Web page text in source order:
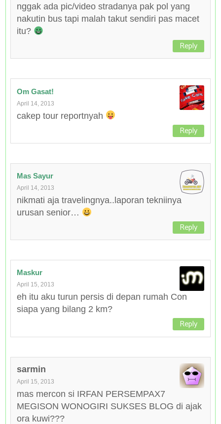
nggak ada pic/video stradanya pak pol yang
nakutin bus tapi malah takut sendiri pas macet
itu?
Reply
Om Gasat!
April 14, 2013
cakep tour reportnyah
Reply
Mas Sayur
April 14, 2013
nikmati aja travelingnya..laporan tekniinya
urusan senior…
Reply
Maskur
April 15, 2013
eh itu aku turun persis di depan rumah Con
siapa yang bilang 2 km?
Reply
sarmin
April 15, 2013
mas mercon si IRFAN PERSEMPAX7
MEGISON WONOGIRI SUKSES BLOG di ajak
ora kuwi???